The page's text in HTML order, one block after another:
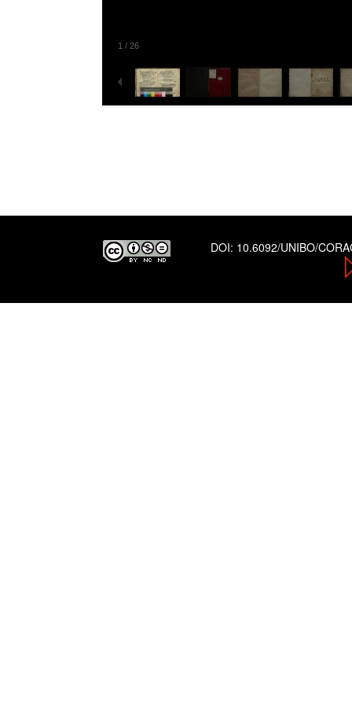
1 / 26
DOI: 10.6092/UNIBO/